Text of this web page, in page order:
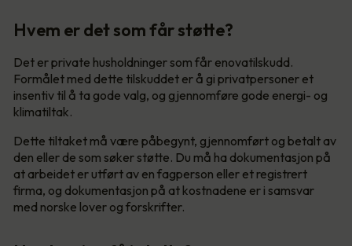
Hvem er det som får støtte?
Det er private husholdninger som får enovatilskudd.
Formålet med dette tilskuddet er å gi privatpersoner et
insentiv til å ta gode valg, og gjennomføre gode energi- og
klimatiltak.
Dette tiltaket må være påbegynt, gjennomført og betalt av
den eller de som søker støtte. Du må ha dokumentasjon på
at arbeidet er utført av en fagperson eller et registrert
firma, og dokumentasjon på at kostnadene er i samsvar
med norske lover og forskrifter.